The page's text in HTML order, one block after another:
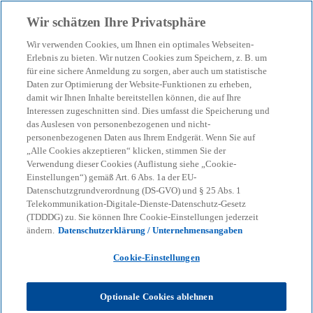
menu search
Michael Köhler
Wir schätzen Ihre Privatsphäre
Wir verwenden Cookies, um Ihnen ein optimales Webseiten-
Erlebnis zu bieten. Wir nutzen Cookies zum Speichern, z. B. um
für eine sichere Anmeldung zu sorgen, aber auch um statistische
Daten zur Optimierung der Website-Funktionen zu erheben,
damit wir Ihnen Inhalte bereitstellen können, die auf Ihre
Interessen zugeschnitten sind. Dies umfasst die Speicherung und
das Auslesen von personenbezogenen und nicht-
personenbezogenen Daten aus Ihrem Endgerät. Wenn Sie auf
„Alle Cookies akzeptieren“ klicken, stimmen Sie der
Verwendung dieser Cookies (Auflistung siehe „Cookie-
Einstellungen“) gemäß Art. 6 Abs. 1a der EU-
Datenschutzgrundverordnung (DS-GVO) und § 25 Abs. 1
Telekommunikation-Digitale-Dienste-Datenschutz-Gesetz
(TDDDG) zu. Sie können Ihre Cookie-Einstellungen jederzeit
ändern. Datenschutzerklärung / Unternehmensangaben
Cookie-Einstellungen
Optionale Cookies ablehnen